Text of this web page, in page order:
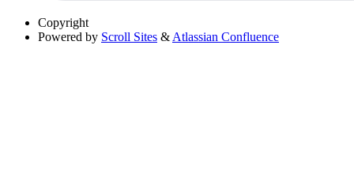
Copyright
Powered by Scroll Sites & Atlassian Confluence